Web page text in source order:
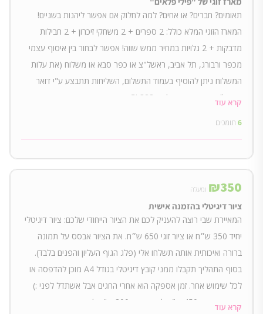
תאומים? חברים? או אחים? למה לחלוק אם אפשר ליהנות בשניים!
המארז הזוגי המלא כולל: 2 ספרים + 2 משחקי זיכרון + 2 חבילות
מדבקות + 2 גלויות במחיר ממש שווה! אפשר לבחור בין איסוף עצמי
מכפר ורבורג, תל אביב, ראשל"צ או כפר סבא או משלוח (את עלות
המשלוח ניתן להוסיף בעמוד התשלום, השליחות תתבצע ע"י דואר
ישראל) שווי המארז המלא - 328 ₪
קרא עוד
6 תומכים
₪350 ומעלה
ציור דיגיטלי בהזמנה אישית
המאיירת שבי רוצה להעניק לכם את הציור הייחודי שלכם: ציור דיגיטלי
יחיד 350 ש״ח או ציור זוגי 650 ש״ח. את הציור אבסס על תמונה
ברורה ואיכותית אותה תשלחו אלי (פלג הגוף העליון והפנים בלבד).
בסוף התהליך תקבלו ממני קובץ דיגיטלי בגודל A4 מוכן להדפסה או
לכל שימוש אחר. זמן אספקה הוא אחרי החגים אבל אשתדל לפני :)
קרא עוד